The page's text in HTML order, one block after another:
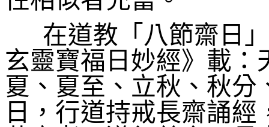
在道教「八節齋日
玄靈寶福日妙經》載：
夏、夏至、立秋、秋
日，行道持戒長齋誦